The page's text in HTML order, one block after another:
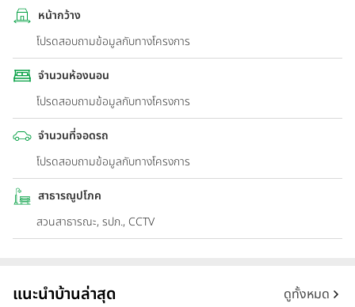
หน้ากว้าง
โปรดสอบถามข้อมูลกับทางโครงการ
จำนวนห้องนอน
โปรดสอบถามข้อมูลกับทางโครงการ
จำนวนที่จอดรถ
โปรดสอบถามข้อมูลกับทางโครงการ
สาธารณูปโภค
สวนสาธารณะ, รปภ., CCTV
แนะนำบ้านล่าสุด ดูทั้งหมด